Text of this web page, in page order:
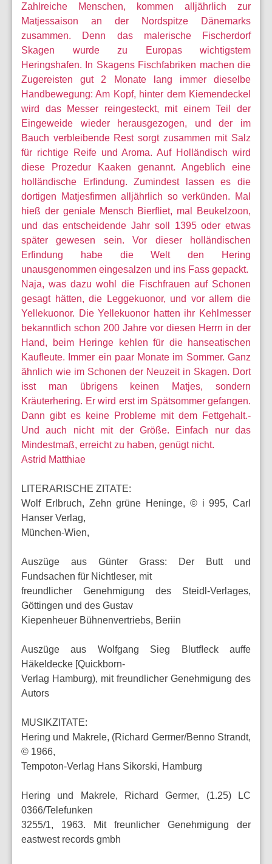
Zahlreiche Menschen, kommen alljährlich zur
Matjessaison an der Nordspitze Dänemarks
zusammen. Denn das malerische Fischerdorf
Skagen wurde zu Europas wichtigstem
Heringshafen. In Skagens Fischfabriken machen die
Zugereisten gut 2 Monate lang immer dieselbe
Handbewegung: Am Kopf, hinter dem Kiemendeckel
wird das Messer reingesteckt, mit einem Teil der
Eingeweide wieder herausgezogen, und der im
Bauch verbleibende Rest sorgt zusammen mit Salz
für richtige Reife und Aroma. Auf Holländisch wird
diese Prozedur Kaaken genannt. Angeblich eine
holländische Erfindung. Zumindest lassen es die
dortigen Matjesfirmen alljährlich so verkünden. Mal
hieß der geniale Mensch Bierfliet, mal Beukelzoon,
und das entscheidende Jahr soll 1395 oder etwas
später gewesen sein. Vor dieser holländischen
Erfindung habe die Welt den Hering
unausgenommen eingesalzen und ins Fass gepackt.
Naja, was dazu wohl die Fischfrauen auf Schonen
gesagt hätten, die Leggekuonor, und vor allem die
Yellekuonor. Die Yellekuonor hatten ihr Kehlmesser
bekanntlich schon 200 Jahre vor diesen Herrn in der
Hand, beim Heringe kehlen für die hanseatischen
Kaufleute. Immer ein paar Monate im Sommer. Ganz
ähnlich wie im Schonen der Neuzeit in Skagen. Dort
isst man übrigens keinen Matjes, sondern
Kräuterhering. Er wird erst im Spätsommer gefangen.
Dann gibt es keine Probleme mit dem Fettgehalt.-
Und auch nicht mit der Größe. Einfach nur das
Mindestmaß, erreicht zu haben, genügt nicht.
Astrid Matthiae
LITERARISCHE ZITATE:
Wolf Erlbruch, Zehn grüne Herıinge, © i 995, Carl
Hanser Verlag,
München-Wien,
Auszüge aus Günter Grass: Der Butt und
Fundsachen für Nichtleser, mit
freundlicher Genehmigung des Steidl-Verlages,
Göttingen und des Gustav
Kiepenheuer Bühnenvertriebs, Beriin
Auszüge aus Wolfgang Sieg Blutﬂeck auffe
Häkeldecke [Quickborn-
Verlag Hamburg), mit freundlicher Genehmigung des
Autors
MUSIKZITATE:
Hering und Makrele, (Richard Germer/Benno Strandt,
© 1966,
Tempoton-Verlag Hans Sikorski, Hamburg
Hering und Makrele, Richard Germer, (1.25) LC
0366/Telefunken
3255/1, 1963. Mit freunlicher Genehmigung der
eastwest records gmbh